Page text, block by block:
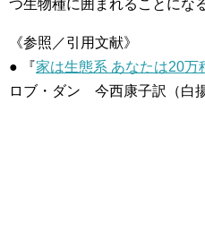
つ生物種に囲まれることにな
《参照／引用文献》
● 『家は生態系 あなたは20万
ロブ・ダン 今西康子訳（白